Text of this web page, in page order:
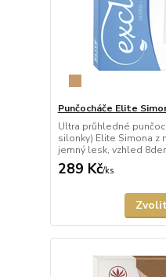
Punčocháče Elite
Ultra průhledné
silonky) Elite Simona z
jemný lesk, vzhled
289 Kč/ks